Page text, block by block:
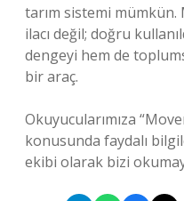
tarım sistemi mümkün.
ilacı değil; doğru
dengeyi hem de
bir araç.
Okuyucularımıza
konusunda faydalı
ekibi olarak bizi